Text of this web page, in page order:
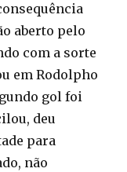
aberto pelo
com a sorte
em Rodolpho
gol foi
deu
para
não